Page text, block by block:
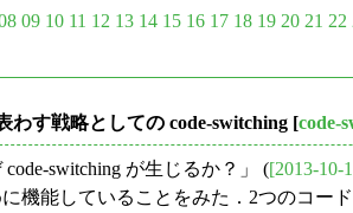
09 10 11 12 13 14 15 16 17 18 19 20 21 22
わす戦略としての code-switching [code-
switching が生じるか？」 ([2013-10-
機能していることをみた．2つのコー